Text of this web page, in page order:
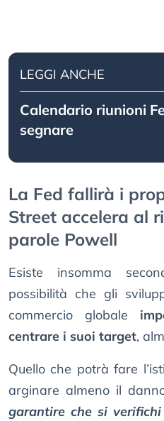
LEGGI ANCHE
Calendario riunioni
segnare
La Fed fallirà i
Street accelera al
parole Powell
Esiste insomma
possibilità che gli
commercio globale
centrare i suoi target,
Quello che potrà fare
arginare almeno il
garantire che si